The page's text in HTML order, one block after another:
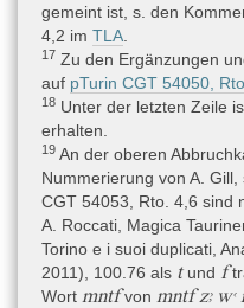
gemeint ist, s. den
4,2 im TLA
17 Zu den Ergänzungen
auf pTurin CGT 54050,
18 Unter der letzten Zeile
erhalten.
19 An der oberen
Nummerierung von A. Gill,
CGT 54053, Rto. 4,6 sind
A. Roccati, Magica
Torino e i suoi duplicati,
2011), 100.76 als tund f
Wort mntfvon mntf zꜣ